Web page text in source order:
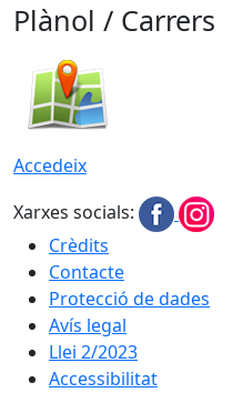
Plànol / Carrers
Accedeix
Xarxes socials:
Crèdits
Contacte
Protecció de dades
Avís legal
Llei 2/2023
Accessibilitat